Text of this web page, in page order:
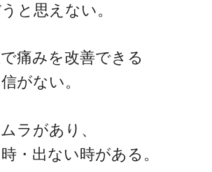
と思えない。
痛みを改善できる
がない。
ラがあり、
・出ない時がある。